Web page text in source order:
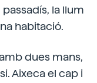
la llum
habitació.
dues mans,
Aixeca el cap i